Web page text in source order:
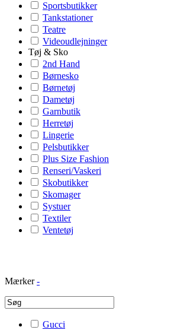
Sportsbutikker
Tankstationer
Teatre
Videoudlejninger
Tøj & Sko
2nd Hand
Børnesko
Børnetøj
Dametøj
Garnbutik
Herretøj
Lingerie
Pelsbutikker
Plus Size Fashion
Renseri/Vaskeri
Skobutikker
Skomager
Systuer
Textiler
Ventetøj
Mærker -
Gucci